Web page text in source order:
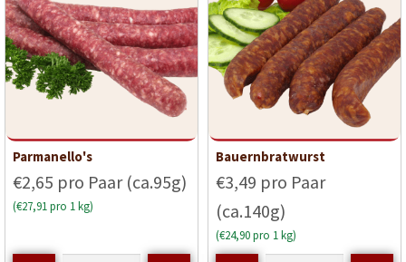
Parmanello's
€2,65 pro Paar (ca.95g)
(€27,91 pro 1 kg)
Bauernbratwurst
€3,49 pro Paar
(ca.140g)
(€24,90 pro 1 kg)